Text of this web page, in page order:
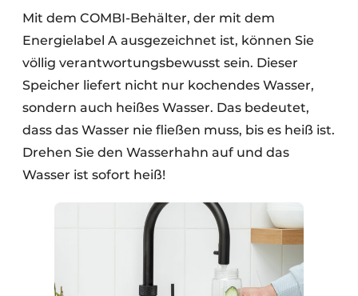
Mit dem COMBI-Behälter, der mit dem
Energielabel A ausgezeichnet ist, können Sie
völlig verantwortungsbewusst sein. Dieser
Speicher liefert nicht nur kochendes Wasser,
sondern auch heißes Wasser. Das bedeutet,
dass das Wasser nie fließen muss, bis es heiß ist.
Drehen Sie den Wasserhahn auf und das
Wasser ist sofort heiß!